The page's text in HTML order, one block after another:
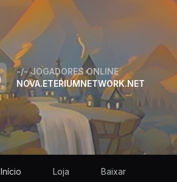
-/- JOGADORES ONLINE
NOVA.ETERIUMNETWORK.NET
Início Loja Baixar